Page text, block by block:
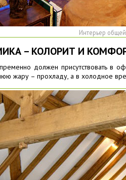
Интерьер
– КОЛОРИТ И
должен присутствовать в
жару – прохладу, а в холодное